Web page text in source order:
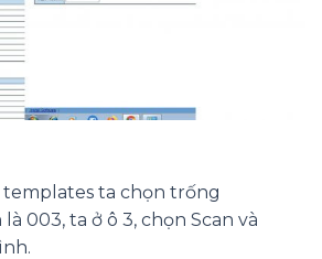
ta chọn trống
003, ta ở ô 3, chọn Scan và